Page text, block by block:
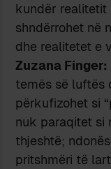
kundër realitetit
shndërrohet në
dhe realitetet e
Zuzana Finger:
temës së luftës
përkufizohet si
nuk paraqitet si
thjeshtë;
pritshmëri të